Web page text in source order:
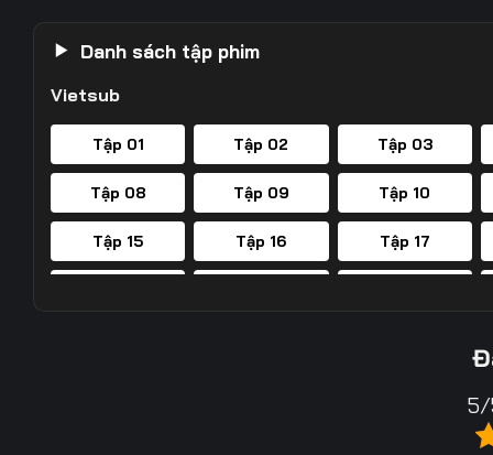
Danh sách tập phim
Vietsub
Tập 01 Tập 02 Tập 03
Tập 08 Tập 09 Tập 10
Tập 15 Tập 16 Tập 17
5/